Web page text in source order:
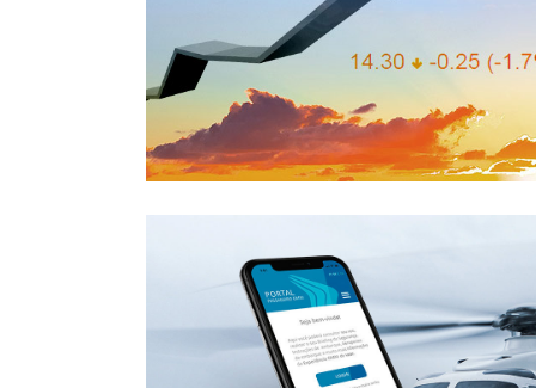
SulAmérica Seguros –